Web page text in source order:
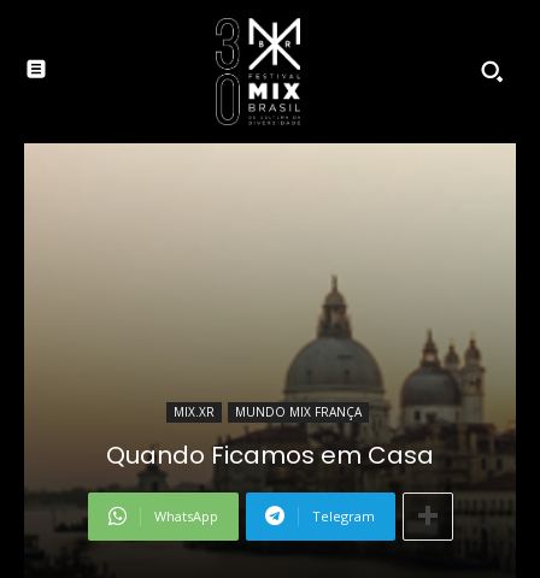
MIX.XR MUNDO MIX FRANÇA
Quando Ficamos em Casa
WhatsApp Telegram